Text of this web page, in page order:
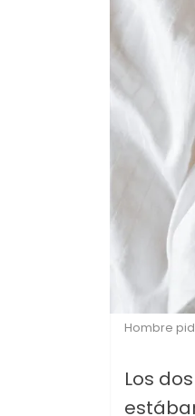
Hombre
Los